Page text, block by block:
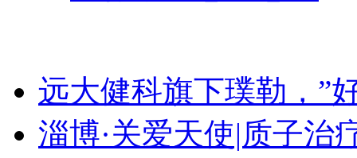
远大健科旗下璞勒，”
淄博·关爱天使|质子治